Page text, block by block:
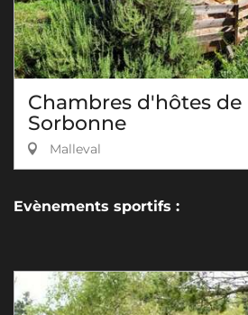
Chambres d'hôtes de
Sorbonne
Malleval
Evènements sportifs :